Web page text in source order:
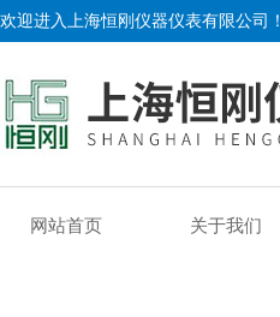
欢迎进入上海恒刚仪器仪表有限公司！
网站首页 关于我们